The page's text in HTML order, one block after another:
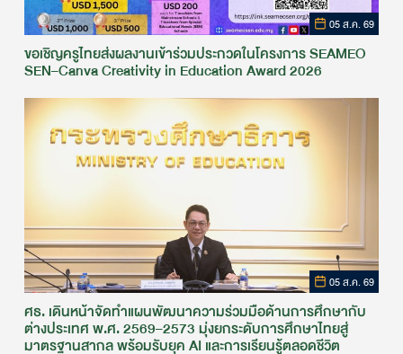
05 ส.ค. 69
ขอเชิญครูไทยส่งผลงานเข้าร่วมประกวดในโครงการ SEAMEO
SEN–Canva Creativity in Education Award 2026
05 ส.ค. 69
ศธ. เดินหน้าจัดทำแผนพัฒนาความร่วมมือด้านการศึกษากับ
ต่างประเทศ พ.ศ. 2569–2573 มุ่งยกระดับการศึกษาไทยสู่
มาตรฐานสากล พร้อมรับยุค AI และการเรียนรู้ตลอดชีวิต